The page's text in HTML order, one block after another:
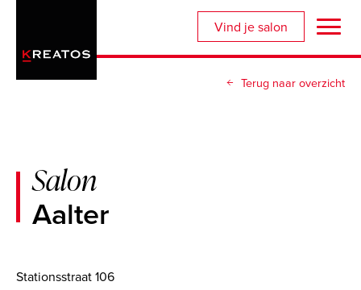
naar
Vind je salon
Terug naar overzicht
Salon
Aalter
Stationsstraat 106